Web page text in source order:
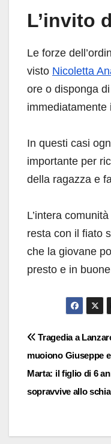
L’invito
Le forze
visto Nicoletta
ore o disponga
immediatamente
In questi casi
importante per
della ragazza e
L’intera
resta con il fiato
che la giovane
presto e in
articoli
Tragedia a
muoiono Giuseppe e
Marta: il figlio di 6
sopravvive allo